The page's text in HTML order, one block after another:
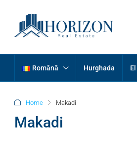
Română Hurghada
Home Makadi
Makadi